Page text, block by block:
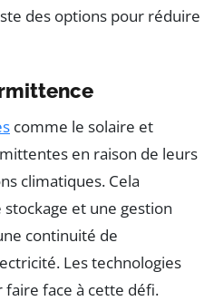
des options pour réduire
comme le solaire et
en raison de leurs
climatiques. Cela
et une gestion
continuité de
Les technologies
face à cette défi.